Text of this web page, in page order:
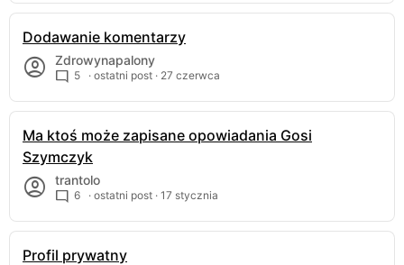
Dodawanie komentarzy
Zdrowynapalony
5 · ostatni post · 27 czerwca
Ma ktoś może zapisane opowiadania Gosi
Szymczyk
trantolo
6 · ostatni post · 17 stycznia
Profil prywatny